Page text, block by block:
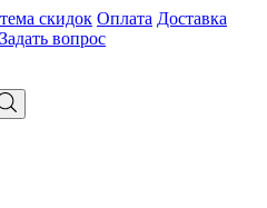
скидок Оплата Доставка
Задать вопрос